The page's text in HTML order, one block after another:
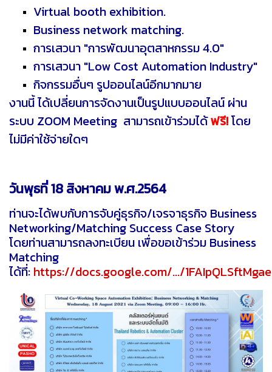
Virtual booth exhibition.
Business network matching.
การเสวนา "การพัฒนาอุตสาหกรรม 4.0"
การเสวนา "Low Cost Automation Industry"
กิจกรรมอื่นๆ รูปออนไลน์อีกมากมาย
งานนี้ ได้เปลี่ยนการจัดงานเป็นรูปแบบออนไลน์ ผ่าน
ระบบ ZOOM Meeting สามารถเข้าร่วมได้ฟรี!โดย
ไม่มีค่าใช้จ่ายใดๆ
วันพุธที่ 18 สิงหาคม พ.ศ.2564
ท่านจะได้พบกับการจับคู่ธุรกิจ/เจรจาธุรกิจ Business
Networking/Matching Success Case Story
โดยท่านสามารถลงทะเบียน เพื่อขอเข้าร่วม Business
Matching
ได้ที่: https://docs.google.com/.../